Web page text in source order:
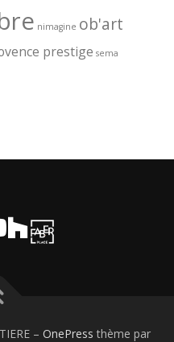
nimagine ob'art
prestige sema
– OnePress thème par